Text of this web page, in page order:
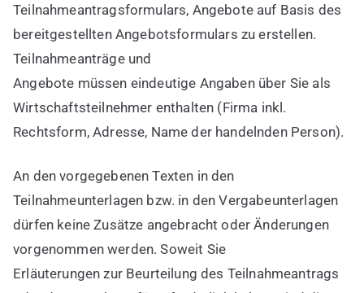
Teilnahmeantragsformulars, Angebote auf Basis des
bereitgestellten Angebotsformulars zu erstellen.
Teilnahmeanträge und
Angebote müssen eindeutige Angaben über Sie als
Wirtschaftsteilnehmer enthalten (Firma inkl.
Rechtsform, Adresse, Name der handelnden Person).
An den vorgegebenen Texten in den
Teilnahmeunterlagen bzw. in den Vergabeunterlagen
dürfen keine Zusätze angebracht oder Änderungen
vorgenommen werden. Soweit Sie
Erläuterungen zur Beurteilung des Teilnahmeantrags